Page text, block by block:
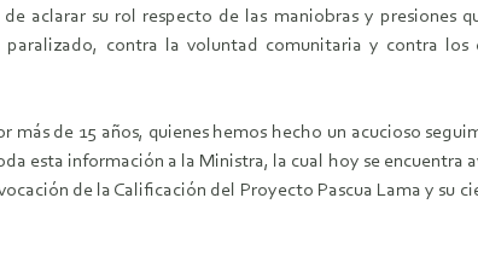
aclarar su rol respecto de las maniobras y presiones
contra la voluntad comunitaria y contra los
de 15 años, quienes hemos hecho un acucioso
esta información a la Ministra, la cual hoy se encuentra
de la Calificación del Proyecto Pascua Lama y su